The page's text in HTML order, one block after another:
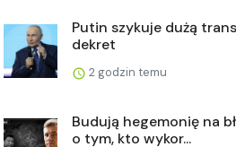
Putin szykuje dużą
dekret
2 godzin temu
Budują hegemonię na
o tym, kto wykor...